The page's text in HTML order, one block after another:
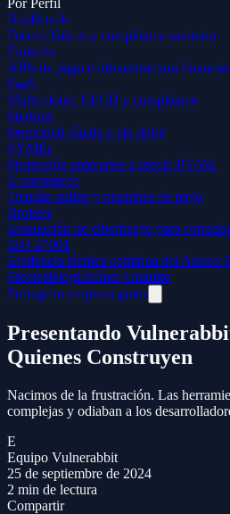
Por Perfil
Healthtech
Datos clínicos y compliance sanitario
Fintechs
APIs de pago e infraestructura
SaaS
Multi-cloud, CI/CD y compliance
Startups
Seguridad rápida y sin dolor
PYMEs
Protección enterprise a precio PYME
E-commerce
Tiendas online y pasarelas de pago
Brokers
Evaluación de ciberriesgo para
ISO 27001
Evidencia técnica continua del Anexo
PreciosBlogEscáner Gratuito
Protege tu empresa gratis
Presentando
Quienes Construyen
Nacimos de la frustración. Las
complejas y odiaban a los
E
Equipo Vulnerabbit
25 de septiembre de 2024
2 min de lectura
Compartir